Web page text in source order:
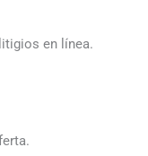
en línea.